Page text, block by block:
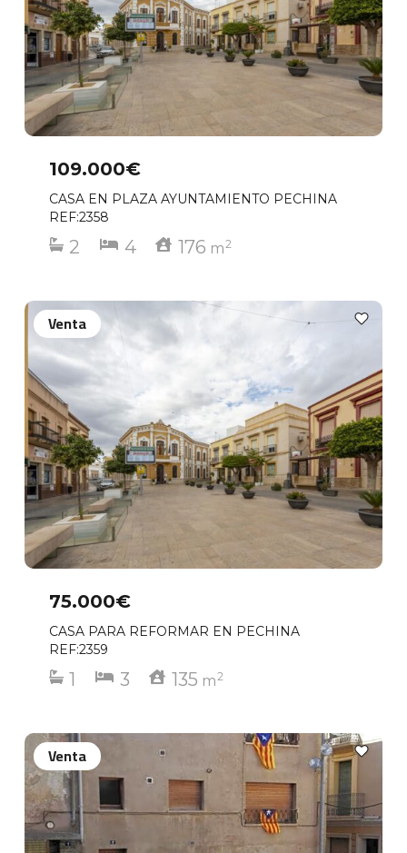
109.000€
CASA EN PLAZA AYUNTAMIENTO PECHINA
REF:2358
2 4 176 m2
75.000€
CASA PARA REFORMAR EN PECHINA
REF:2359
1 3 135 m2
Venta
Venta